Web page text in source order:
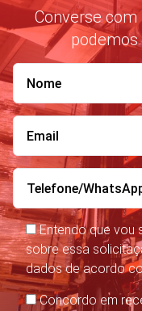
Converse
Entendo que vou
sobre essa
dados de acordo
Concordo em